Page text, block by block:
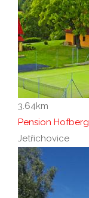
3.64km
Pension Hofberg
Jetřichovice